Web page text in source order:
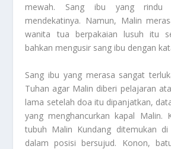
mewah. Sang ibu yang rindu
mendekatinya. Namun, Malin
wanita tua berpakaian lusuh itu
bahkan mengusir sang ibu dengan
Sang ibu yang merasa sangat
Tuhan agar Malin diberi pelajaran
lama setelah doa itu dipanjatkan,
yang menghancurkan kapal Malin.
tubuh Malin Kundang ditemukan
dalam posisi bersujud. Konon,